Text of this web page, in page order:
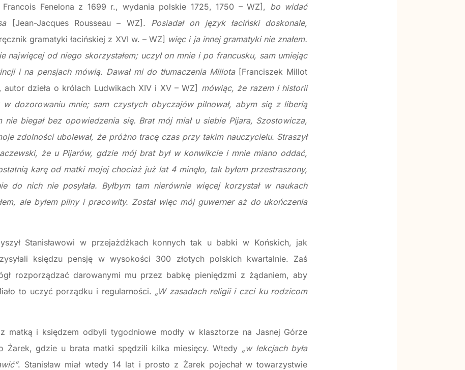
Fenelona z 1699 r., wydania polskie 1725, 1750 – WZ], bo widać
[Jean-Jacques Rousseau – WZ]. Posiadał on język łaciński doskonale,
gramatyki łacińskiej z XVI w. – WZ] więc i ja innej gramatyki nie znałem.
najwięcej od niego skorzystałem; uczył on mnie i po francusku, sam umiejąc
i na pensjach mówią. Dawał mi do tłumaczenia Millota [Franciszek Millot
dzieła o królach Ludwikach XIV i XV – WZ] mówiąc, że razem i historii
dozorowaniu mnie; sam czystych obyczajów pilnował, abym się z liberią
nie biegał bez opowiedzenia się. Brat mój miał u siebie Pijara, Szostowicza,
zdolności ubolewał, że próżno tracę czas przy takim nauczycielu. Straszył
że u Pijarów, gdzie mój brat był w konwikcie i mnie miano oddać,
karę od matki mojej chociaż już lat 4 minęło, tak byłem przestraszony,
do nich nie posyłała. Byłbym tam nierównie więcej korzystał w naukach
ale byłem pilny i pracowity. Został więc mój guwerner aż do ukończenia
Stanisławowi w przejażdżkach konnych tak u babki w Końskich, jak
księdzu pensję w wysokości 300 złotych polskich kwartalnie. Zaś
rozporządzać darowanymi mu przez babkę pieniędzmi z żądaniem, aby
to uczyć porządku i regularności. „W zasadach religii i czci ku rodzicom
matką i księdzem odbyli tygodniowe modły w klasztorze na Jasnej Górze
Żarek, gdzie u brata matki spędzili kilka miesięcy. Wtedy „w lekcjach była
. Stanisław miał wtedy 14 lat i prosto z Żarek pojechał w towarzystwie